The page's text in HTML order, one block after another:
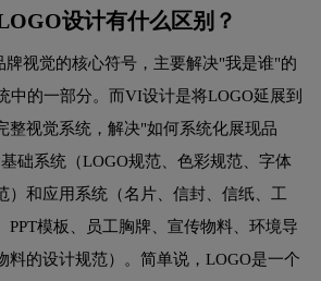
设计有什么区别？
牌视觉的核心符号，主要解决"我是谁"的
中的一部分。而VI设计是将LOGO延展到
整视觉系统，解决"如何系统化展现品
础系统（LOGO规范、色彩规范、字体
）和应用系统（名片、信封、信纸、工
PPT模板、员工胸牌、宣传物料、环境导
料的设计规范）。简单说，LOGO是一个